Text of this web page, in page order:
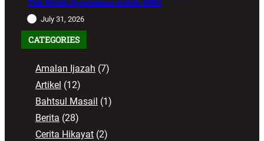
July 31, 2026
CATEGORIES
Amalan Ijazah (7)
Artikel (12)
Bahtsul Masail (1)
Berita (28)
Cerita Hikayat (2)